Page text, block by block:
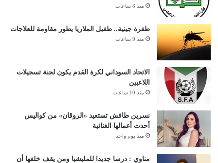
منذ 8 ساعات
طفرة جينية.. طفيل الملاريا يطور مقاومة للعلاجات
منذ 9 ساعات
الاتحاد السوداني لكرة القدم يكون لجنة تسجيلات
اللاعبين
منذ 10 ساعات
نسرين طافش تستعيد «الروقان» من كواليس
أحدث أعمالها الغنائية
منذ يوم واحد
مناوي : درسا جديدا للمليشيا ومن يقف خلفها أن